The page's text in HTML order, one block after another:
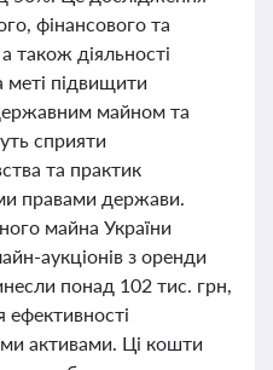
фінансового та
також діяльності
підвищити
майном та
сприяти
та практик
правами держави.
майна України
аукціонів з оренди
понад 102 тис. грн,
ефективності
активами. Ці кошти